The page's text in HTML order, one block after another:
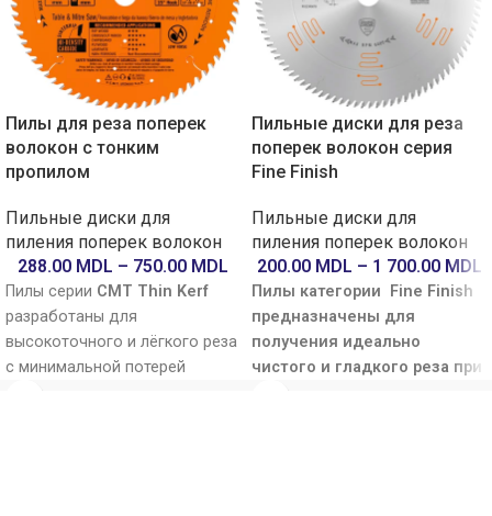
Пилы для реза поперек
волокон с тонким
пропилом
Пильные диски для
пиления поперек волокон
288.00 MDL – 750.00 MDL
Пилы серии CMT Thin Kerf
разработаны для
высокоточного и лёгкого реза
с минимальной потерей
Пильные диски для реза
поперек волокон серия
Fine Finish
Пильные диски для
пиления поперек волокон
200.00 MDL – 1 700.00 MDL
Пилы категории Fine Finish
предназначены для
получения идеально
чистого и гладкого реза при